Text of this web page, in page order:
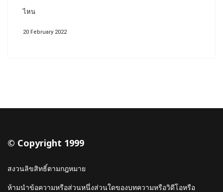
ไหน
20 February 2022
© Copyright 1999
สงวนลิขสิทธิ์ตามกฎหมาย
ห้ามนำข้อความหรือส่วนหนึ่งส่วนใดของบทความหรือวิดีโอหรือ